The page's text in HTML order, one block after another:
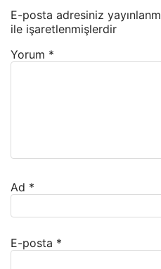
E-posta adresiniz
ile işaretlenmişlerdir
Yorum *
Ad *
E-posta *